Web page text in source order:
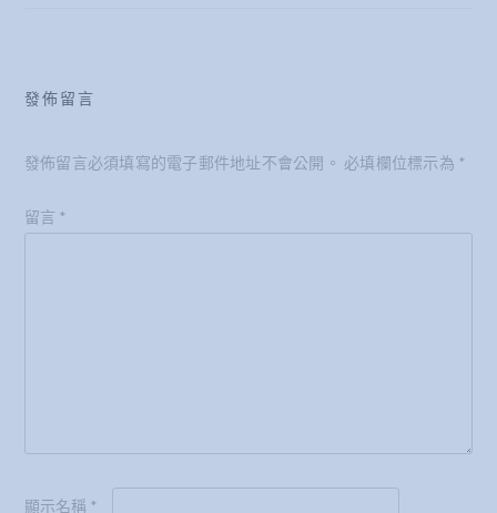
發佈留言
發佈留言必須填寫的電子郵件地址不會公開。 必填欄位標示為 *
留言 *
顯示名稱 *